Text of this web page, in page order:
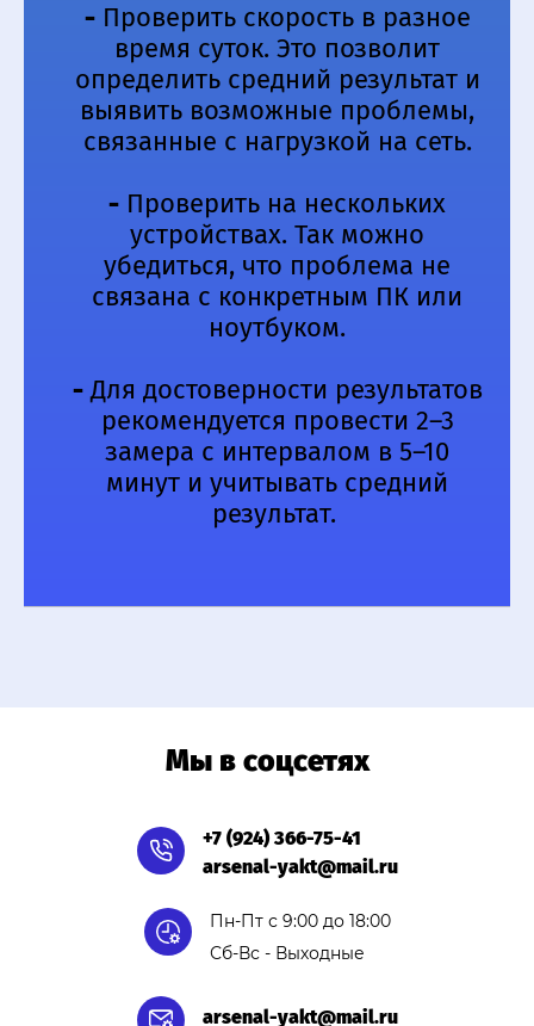
-Проверить скорость в разное
время суток. Это позволит
определить средний результат и
выявить возможные проблемы,
связанные с нагрузкой на сеть.
- Проверить на нескольких
устройствах. Так можно
убедиться, что проблема не
связана с конкретным ПК или
ноутбуком.
-Для достоверности результатов
рекомендуется провести 2–3
замера с интервалом в 5–10
минут и учитывать средний
результат.
Мы в соцсетях
+7 (924) 366-75-41
arsenal-yakt@mail.ru
Пн-Пт с 9:00 до 18:00
Сб-Вс - Выходные
arsenal-yakt@mail.ru